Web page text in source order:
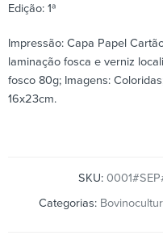
Edição: 1ª
Impressão: Capa Papel
laminação fosca e verniz
fosco 80g; Imagens:
16x23cm.
SKU:
Categorias: